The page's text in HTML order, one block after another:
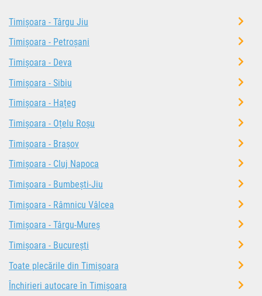
Timișoara - Târgu Jiu
Timișoara - Petroșani
Timișoara - Deva
Timișoara - Sibiu
Timișoara - Hațeg
Timișoara - Oțelu Roșu
Timișoara - Brașov
Timișoara - Cluj Napoca
Timișoara - Bumbești-Jiu
Timișoara - Râmnicu Vâlcea
Timișoara - Târgu-Mureș
Timișoara - București
Toate plecările din Timișoara
Închirieri autocare în Timișoara